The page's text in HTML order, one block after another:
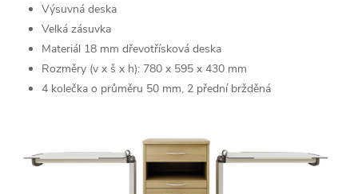
Výsuvná deska
Velká zásuvka
Materiál 18 mm dřevotřísková deska
Rozměry (v x š x h): 780 x 595 x 430 mm
4 kolečka o průměru 50 mm, 2 přední bržděná